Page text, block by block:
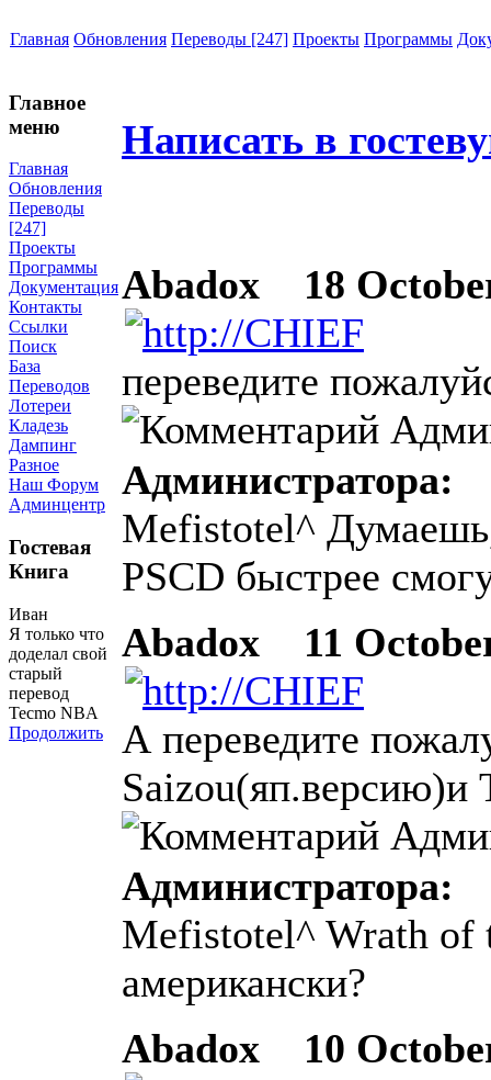
Главная Обновления Переводы [247] Проекты Программы
Главное
меню
Главная
Обновления
Переводы
[247]
Проекты
Программы
Документация
Контакты
Ссылки
Поиск
База
Переводов
Лотереи
Кладезь
Дампинг
Разное
Наш Форум
Админцентр
Гостевая
Книга
Иван
Я только что
доделал свой
старый
перевод
Tecmo NBA
Продолжить
Написать в
Abadox 18
переведите
Администратора:
Mefistotel^
PSCD быстрее
Abadox
11
А переведите
Saizou(яп.версию)и
Администратора:
Mefistotel^ Wrath of
американски?
Abadox
10